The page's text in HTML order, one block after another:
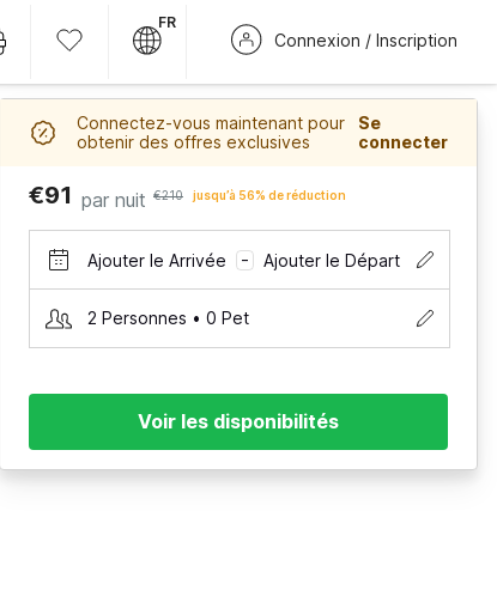
FR
Connexion / Inscription
Connectez-vous maintenant pour
obtenir des offres exclusives
Se
connecter
€91 par nuit €210 jusqu’à 56% de réduction
Ajouter le Arrivée – Ajouter le Départ
2 Personnes • 0 Pet
Voir les disponibilités